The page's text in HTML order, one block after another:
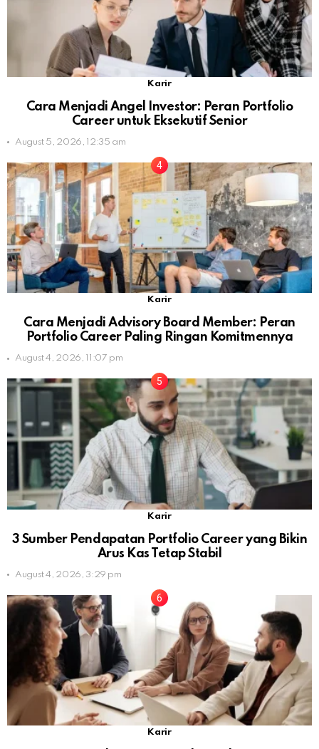
Karir
Cara Menjadi Angel Investor: Peran Portfolio
Career untuk Eksekutif Senior
August 5, 2026, 12:35 am
Karir
Cara Menjadi Advisory Board Member: Peran
Portfolio Career Paling Ringan Komitmennya
August 4, 2026, 11:07 pm
Karir
3 Sumber Pendapatan Portfolio Career yang Bikin
Arus Kas Tetap Stabil
August 4, 2026, 3:29 pm
Karir